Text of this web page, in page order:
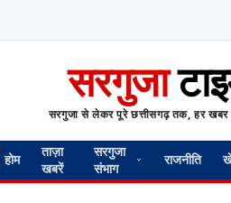
सरगुजा
सरगुजा से लेकर पूरे छत्तीसगढ़ तक, हर
होम
ताज़ा
खबरें
सरगुजा
संभाग
राजनीति